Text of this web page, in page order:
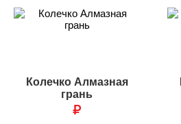
Колечко Алмазная
грань
₽